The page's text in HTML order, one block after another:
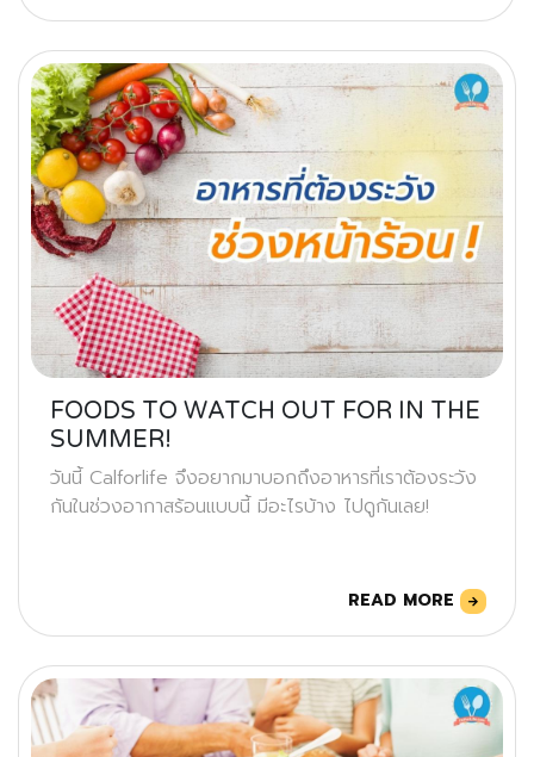
FOODS TO WATCH OUT FOR IN THE
SUMMER!
วันนี้ Calforlife จึงอยากมาบอกถึงอาหารที่เราต้องระวัง
กันในช่วงอากาสร้อนแบบนี้ มีอะไรบ้าง ไปดูกันเลย!
READ MORE